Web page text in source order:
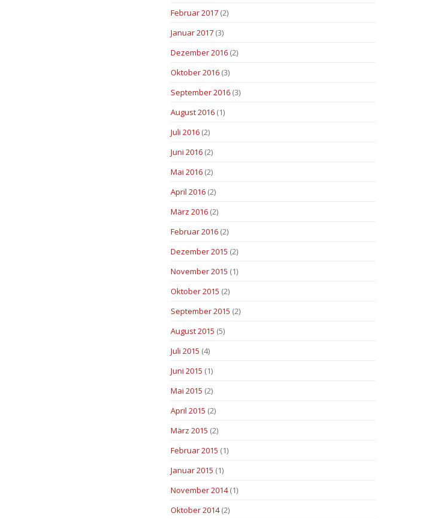
Februar 2017 (2)
Januar 2017 (3)
Dezember 2016 (2)
Oktober 2016 (3)
September 2016 (3)
August 2016 (1)
Juli 2016 (2)
Juni 2016 (2)
Mai 2016 (2)
April 2016 (2)
März 2016 (2)
Februar 2016 (2)
Dezember 2015 (2)
November 2015 (1)
Oktober 2015 (2)
September 2015 (2)
August 2015 (5)
Juli 2015 (4)
Juni 2015 (1)
Mai 2015 (2)
April 2015 (2)
März 2015 (2)
Februar 2015 (1)
Januar 2015 (1)
November 2014(1)
Oktober 2014(2)